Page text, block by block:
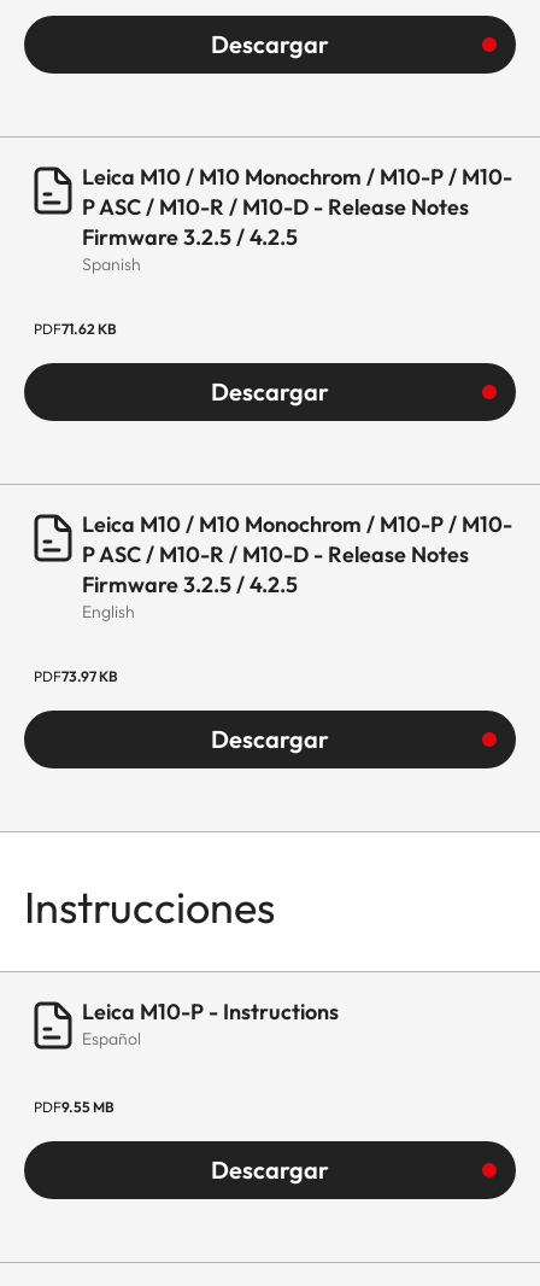
Descargar
Leica M10 / M10 Monochrom / M10-P / M10-
P ASC / M10-R / M10-D - Release Notes
Firmware 3.2.5 / 4.2.5
Spanish
PDF71.62 KB
Descargar
Leica M10 / M10 Monochrom / M10-P / M10-
P ASC / M10-R / M10-D - Release Notes
Firmware 3.2.5 / 4.2.5
English
PDF73.97 KB
Descargar
Instrucciones
Leica M10-P - Instructions
Español
PDF9.55 MB
Descargar